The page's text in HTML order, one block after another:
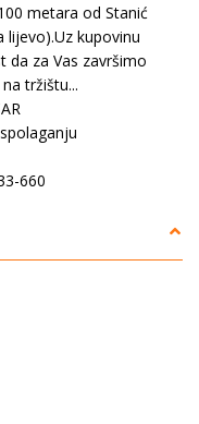
metara od Stanić
lijevo).Uz kupovinu
da za Vas završimo
tržištu...
660